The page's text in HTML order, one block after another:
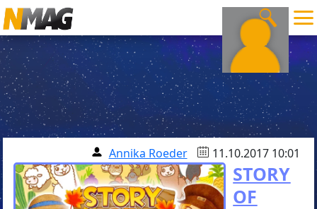
Annika Roeder 11.10.2017 10:01
STORY
OF